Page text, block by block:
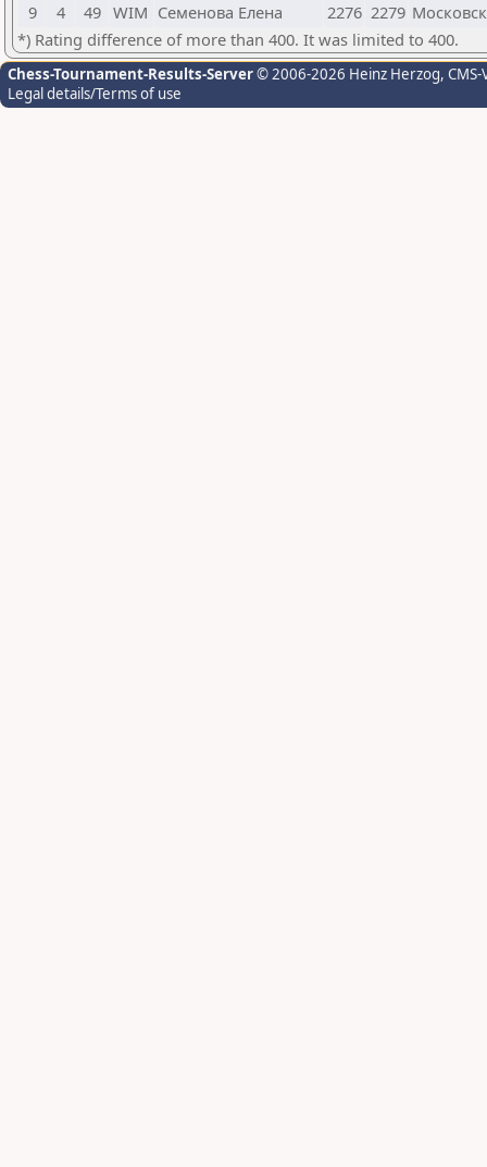
9
4 49 WIM Семенова Елена 2276 2279
*) Rating difference of more than 400. It was limited to 400.
Chess-Tournament-Results-Server© 2006-2026 Heinz Herzog,
Legal details/Terms of use